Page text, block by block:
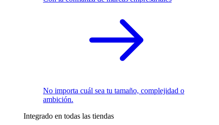
No importa cuál sea tu tamaño, complejidad o
ambición.
Integrado en todas las tiendas